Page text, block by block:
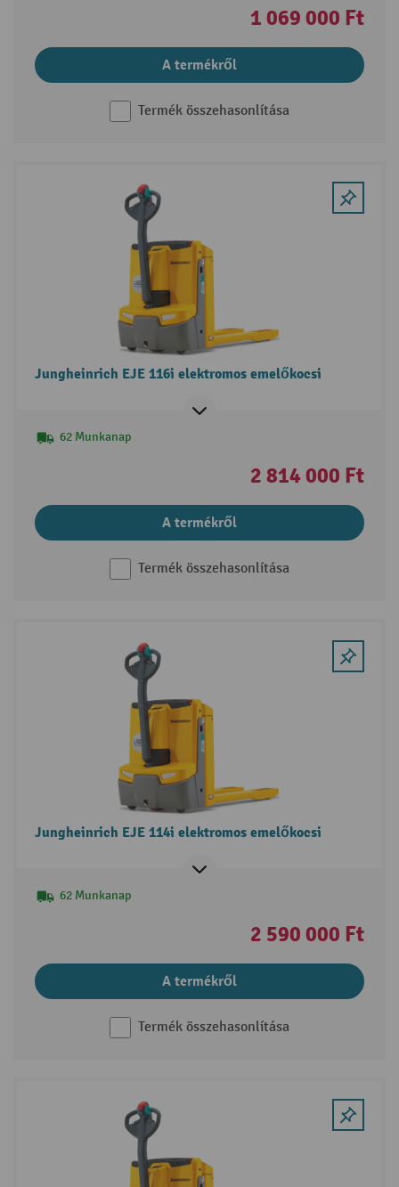
1 069 000 Ft
A termékről
Termék összehasonlítása
Jungheinrich EJE 116i elektromos emelőkocsi
62 Munkanap
2 814 000 Ft
A termékről
Termék összehasonlítása
Jungheinrich EJE 114i elektromos emelőkocsi
62 Munkanap
2 590 000 Ft
A termékről
Termék összehasonlítása